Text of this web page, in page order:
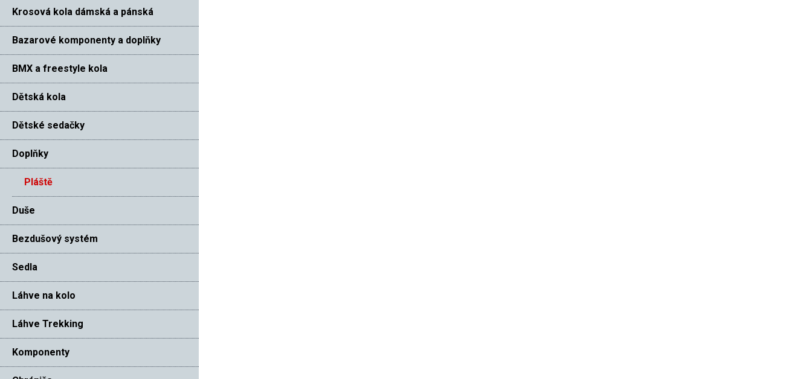
Krosová kola dámská a pánská
Bazarové komponenty a doplňky
BMX a freestyle kola
Dětská kola
Dětské sedačky
Doplňky
Pláště
Duše
Bezdušový systém
Sedla
Láhve na kolo
Láhve Trekking
Komponenty